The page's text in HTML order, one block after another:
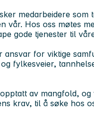
medarbeidere
vår. Hos oss møtes
gode tjenester til
for viktige
fylkesveier,
av mangfold,
krav, til å søke hos